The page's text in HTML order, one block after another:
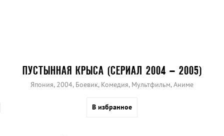
ПУСТЫННАЯ КРЫСА (СЕРИАЛ 2004 – 2005)
Япония, 2004, Боевик, Комедия, Мультфильм, Аниме
В избранное